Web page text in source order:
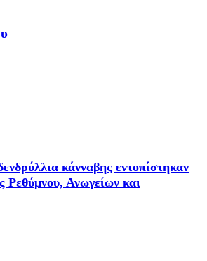
κάνναβης εντοπίστηκαν
Ρεθύμνου, Ανωγείων και